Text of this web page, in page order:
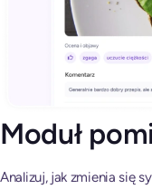
Moduł
Analizuj, jak zmienia się